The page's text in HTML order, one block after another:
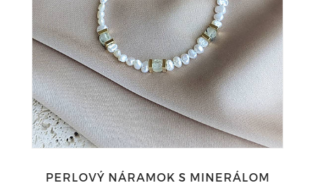
PERLOVÝ NÁRAMOK S MINERÁLOM